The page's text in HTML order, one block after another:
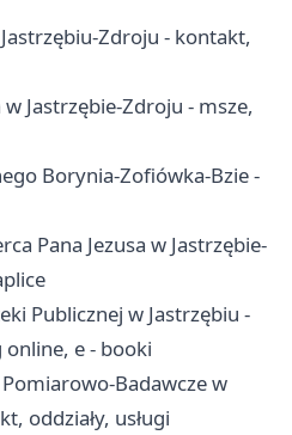
Zdroju - kontakt,
Jastrzębie-Zdroju - msze,
Borynia-Zofiówka-Bzie -
Pana Jezusa w Jastrzębie-
Publicznej w Jastrzębiu -
e - booki
Badawcze w
oddziały, usługi